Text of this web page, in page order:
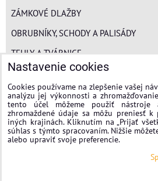
ZÁMKOVÉ DLAŽBY
OBRUBNÍKY, SCHODY A PALISÁDY
TEHLY A TVÁRNICE
POLYSTYRÉN
MINERÁLNA VLNA
FASÁDNE OMIETKY
Nastavenie cookies
Cookies používame na zlepšenie vašej
analýzu jej výkonnosti a
tento účel môžeme použiť
zhromaždené údaje sa môžu preniesť k
iných krajinách. Kliknutím na „Prijať
súhlas s týmto spracovaním. Nižšie
alebo upraviť svoje preferencie.